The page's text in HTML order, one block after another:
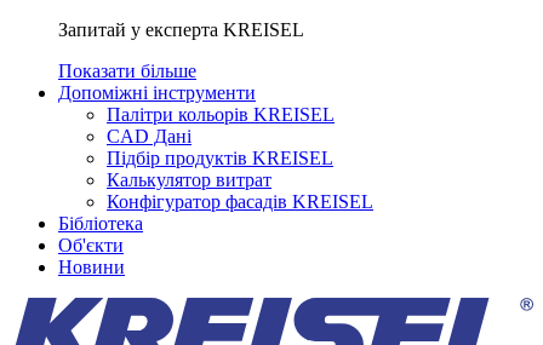
Запитай у експерта KREISEL
Показати більше
Допоміжні інструменти
Палітри кольорів KREISEL
CAD Дані
Підбір продуктів KREISEL
Калькулятор витрат
Конфігуратор фасадів KREISEL
Бібліотека
Об'єкти
Новини